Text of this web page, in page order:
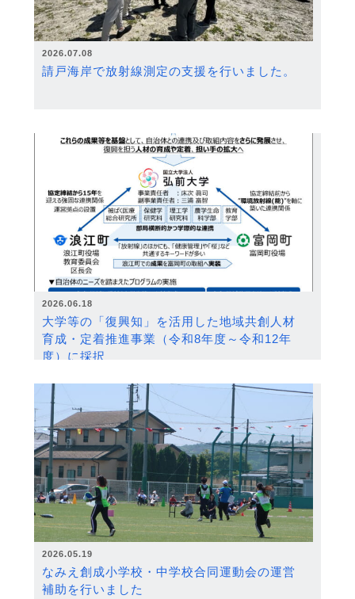
2026.07.08
請戸海岸で放射線測定の支援を行いました。
2026.06.18
大学等の「復興知」を活用した地域共創人材
育成・定着推進事業（令和8年度～令和12年
度）に採択
2026.05.19
なみえ創成小学校・中学校合同運動会の運営
補助を行いました